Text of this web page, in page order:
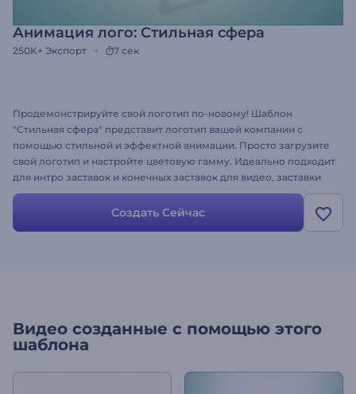
Анимация лого: Стильная сфера
250K+ Экспорт 7 сек
Продемонстрируйте свой логотип по-новому! Шаблон
"Стильная сфера" представит логотип вашей компании с
помощью стильной и эффектной анимации. Просто загрузите
свой логотип и настройте цветовую гамму. Идеально подходит
для интро заставок и конечных заставок для видео, заставки
презентаций, корпоративных видео и многого другого.
Создайте свою анимацию логотипа!
Создать Сейчас
Видео созданные с помощью этого
шаблона